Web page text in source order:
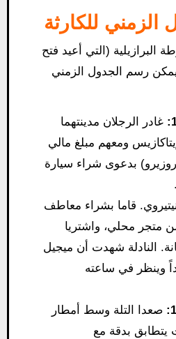
الزمني للكارثة
البرازيلية (التي أعيد فتح
يمكن رسم الجدول الزمني
غادر الرجلان مدينتهما
ومعهم مبلغ مالي
كروزيرو) بدعوى شراء سيارة
قاما بشراء معاطف
متجر محلي، واشتريا
النادلة شهدت أن ميجيل
وينظر في ساعته
صعدا التلة وسط أمطار
يتطابق بدقة مع